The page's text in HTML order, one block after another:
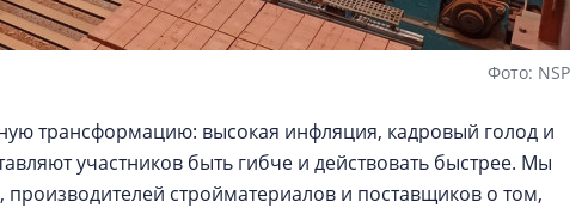
Фото: NSP
трансформацию: высокая инфляция, кадровый голод и
участников быть гибче и действовать быстрее. Мы
стройматериалов и поставщиков о том,